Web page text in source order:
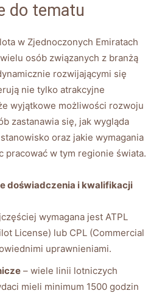
do tematu
w Zjednoczonych Emiratach
osób związanych z branżą
rozwijającymi się
nie tylko atrakcyjne
wyjątkowe możliwości rozwoju
zastanawia się, jak wygląda
oraz jakie wymagania
pracować w tym regionie świata.
doświadczenia i kwalifikacji
wymagana jest ATPL
License) lub CPL (Commercial
uprawnieniami.
– wiele linii lotniczych
mieli minimum 1500 godzin